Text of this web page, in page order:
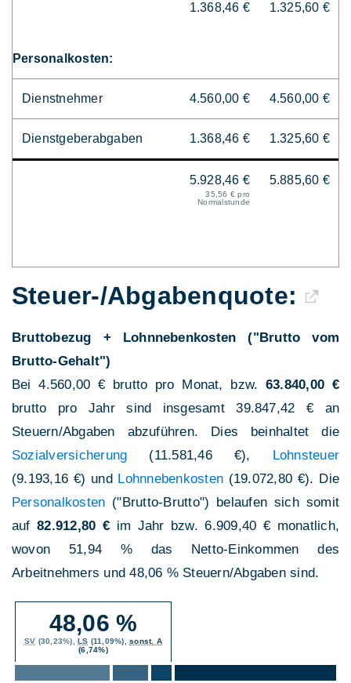
1.368,46 € 1.325,60 €
Personalkosten:
Dienstnehmer 4.560,00 € 4.560,00 €
Dienstgeberabgaben 1.368,46 € 1.325,60 €
5.928,46 €
35,56 € pro
Normalstunde
5.885,60 €
Steuer-/Abgaben­quote:
Bruttobezug + Lohnnebenkosten ("Brutto vom
Brutto-Gehalt")
Bei 4.560,00 € brutto pro Monat, bzw. 63.840,00 €
brutto pro Jahr sind insgesamt 39.847,42 € an
Steuern/Abgaben abzuführen. Dies beinhaltet die
Sozialversicherung (11.581,46 €),
Lohnsteuer
(9.193,16 €) und Lohnnebenkosten (19.072,80 €). Die
Personalkosten ("Brutto-Brutto") belaufen sich somit
auf82.912,80 € im Jahr bzw. 6.909,40 € monatlich,
wovon 51,94 % das Netto-Einkommen des
Arbeitnehmers und 48,06 % Steuern/Abgaben sind.
48,06 %
SV (30,23%),LS (11,09%),sonst. A
(6,74%)